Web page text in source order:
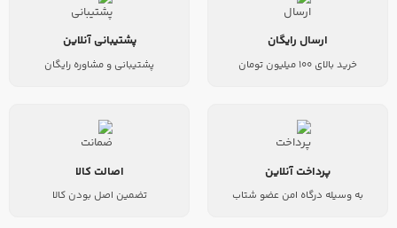
ارسال رایگان
خرید بالای 100 میلیون تومان
پشتیبانی آنلاین
پشتیبانی و مشاوره رایگان
پرداخت آنلاین
به وسیله درگاه امن عضو شتاب
اصالت کالا
تضمین اصل بودن کالا